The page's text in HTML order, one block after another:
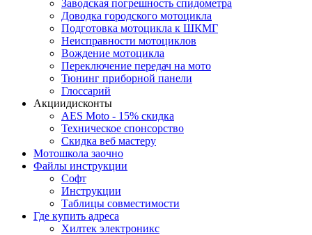
Заводская погрешность спидометра
Доводка городского мотоцикла
Подготовка мотоцикла к ШКМГ
Неисправности мотоциклов
Вождение мотоцикла
Переключение передач на мото
Тюнинг приборной панели
Глоссарий
Акциидисконты
AES Moto - 15% скидка
Техническое спонсорство
Скидка веб мастеру
Мотошкола заочно
Файлы инструкции
Софт
Инструкции
Таблицы совместимости
Где купить адреса
Хилтек электроникс